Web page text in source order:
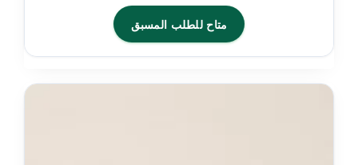
متاح للطلب المسبق